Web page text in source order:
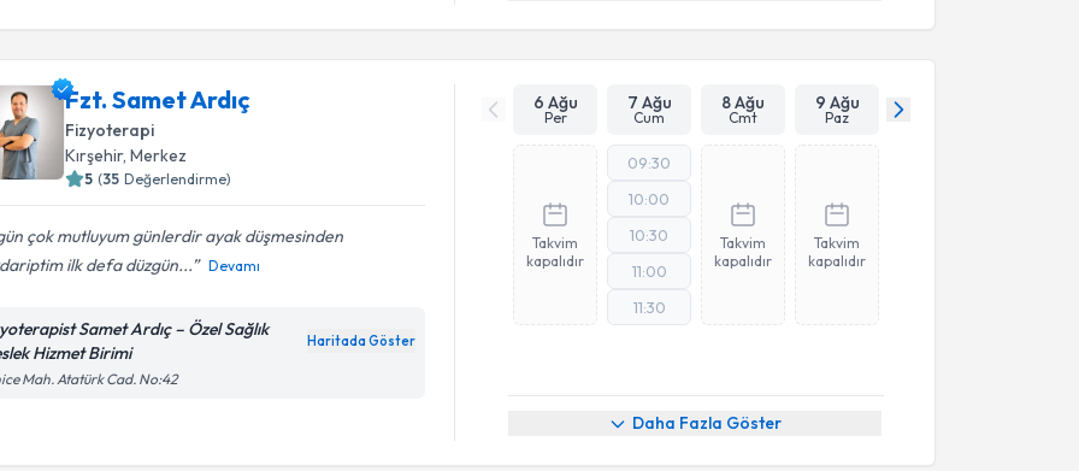
Fzt. Samet Ardıç
Fizyoterapi
Kırşehir,Merkez
5 (35 Değerlendirme)
çok mutluyum günlerdir ayak düşmesinden
ilk defa düzgün...
Devamı
Samet Ardıç – Özel Sağlık
Hizmet Birimi
Haritada Göster
Mah. Atatürk Cad. No:42
6 Ağu
Per
7 Ağu
Cum
8 Ağu
Cmt
9 Ağu
Paz
Takvim
kapalıdır
09:30
10:00
10:30
11:00
11:30
Takvim
kapalıdır
Takvim
kapalıdır
Daha Fazla Göster